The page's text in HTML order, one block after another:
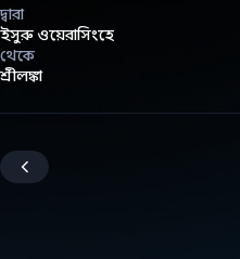
দ্বারা
ইসুরু ওয়েরাসিংহে
থেকে
শ্রীলঙ্কা